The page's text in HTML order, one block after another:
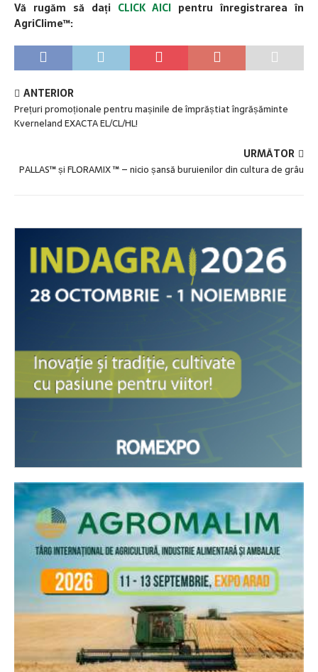
Vă rugăm să dați CLICK AICI pentru înregistrarea în
AgriClime™:
ANTERIOR
Prețuri promoționale pentru mașinile de împrăștiat îngrășăminte
Kverneland EXACTA EL/CL/HL!
URMĂTOR
PALLAS™ și FLORAMIX ™ – nicio șansă buruienilor din cultura de grâu